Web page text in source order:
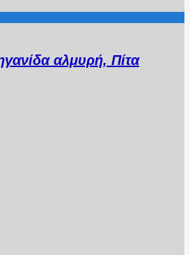
αλμυρή, Πίτα